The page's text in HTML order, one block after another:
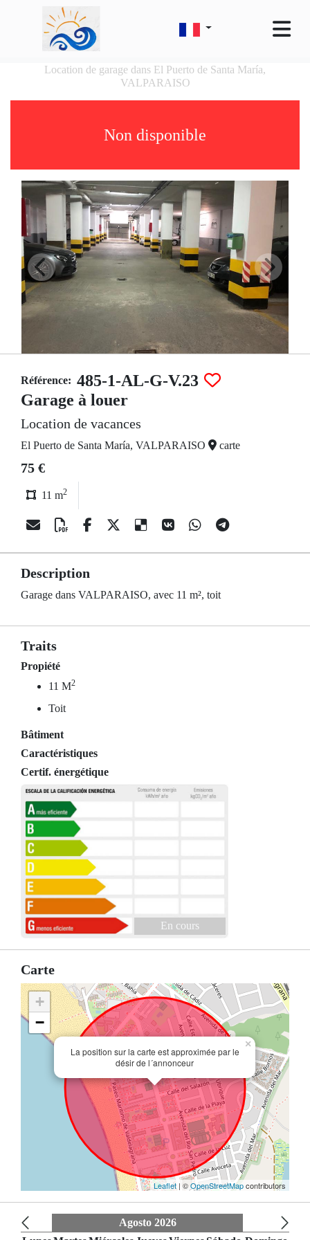
Location de garage dans El Puerto de Santa María,
VALPARAISO
Non disponible
Référence: 485-1-AL-G-V.23
Garage à louer
Location de vacances
El Puerto de Santa María, VALPARAISO carte
75 €
11 m2
Description
Garage dans VALPARAISO, avec 11 m², toit
Traits
Propiété
11 M2
Toit
Bâtiment
Caractéristiques
Certif. énergétique
En cours
Carte
La position sur la carte est approximée par le
désir de l´annonceur
×
+
−
Leaflet | ©OpenStreetMapcontributors
Agosto 2026